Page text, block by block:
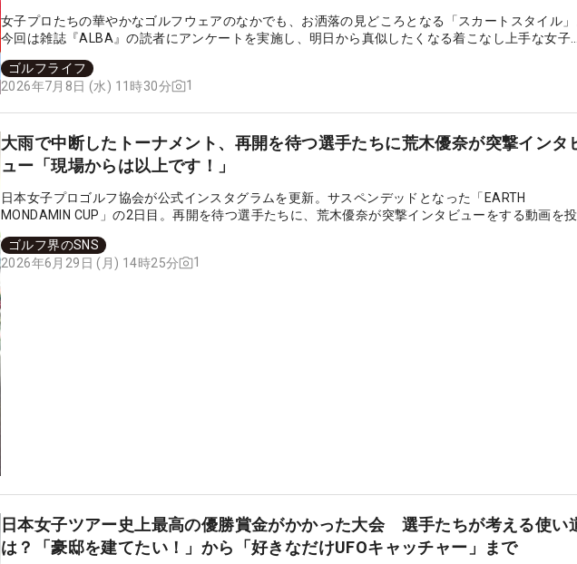
女子プロたちの華やかなゴルフウェアのなかでも、お洒落の見どころとなる「スカートスタイル」
今回は雑誌『ALBA』の読者にアンケートを実施し、明日から真似したくなる着こなし上手な女子プ
ゴルフライフ
2026年7月8日 (水) 11時30分
1
大雨で中断したトーナメント、再開を待つ選手たちに荒木優奈が突撃インタ
ュー「現場からは以上です！」
日本女子プロゴルフ協会が公式インスタグラムを更新。サスペンデッドとなった「EARTH
MONDAMIN CUP」の2日目。再開を待つ選手たちに、荒木優奈が突撃インタビューをする動画を投
ゴルフ界のSNS
2026年6月29日 (月) 14時25分
1
日本女子ツアー史上最高の優勝賞金がかかった大会 選手たちが考える使い
は？「豪邸を建てたい！」から「好きなだけUFOキャッチャー」まで